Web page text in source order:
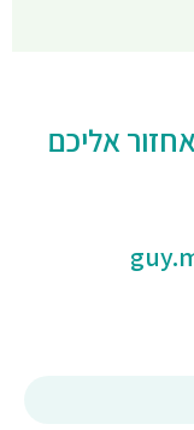
אליכם